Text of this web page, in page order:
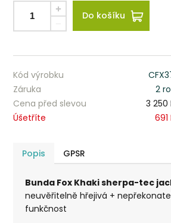
Do košíku
Kód výrobku
Záruka
2
Cena před slevou
3 250
Úšetříte
691
Popis GPSR
Bunda Fox Khaki sherpa-tec
neuvěřitelně hřejivá +
funkčnost